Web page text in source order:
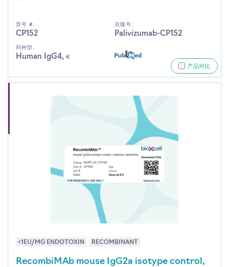
货号 #:
CP152
克隆号:
Palivizumab-CP152
同种型:
Human IgG4, κ
产品对比
<1EU/MG ENDOTOXIN RECOMBINANT
RecombiMAb mouse IgG2a isotype control,